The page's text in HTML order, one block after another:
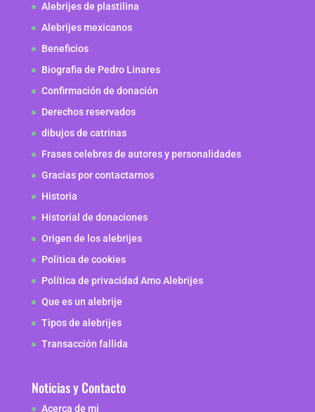
Alebrijes de plastilina
Alebrijes mexicanos
Beneficios
Biografia de Pedro Linares
Confirmación de donación
Derechos reservados
dibujos de catrinas
Frases celebres de autores y personalidades
Gracias por contactarnos
Historia
Historial de donaciones
Origen de los alebrijes
Politica de cookies
Política de privacidad Amo Alebrijes
Que es un alebrije
Tipos de alebrijes
Transacción fallida
Noticias y Contacto
Acerca de mi